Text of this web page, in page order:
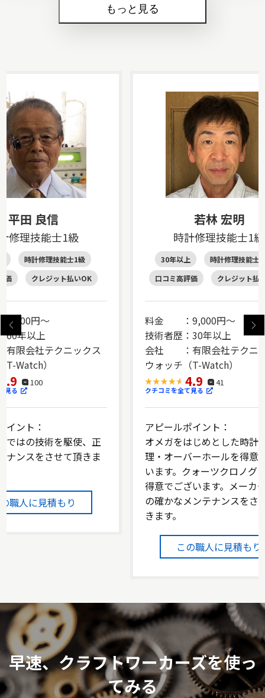
もっと見る
平田 良信
修理技能士1級
時計修理技能士1級
価
クレジット払いOK
円～
60年以上
限会社テクニックス
T-Watch）
4.9 100
見る
イント：
ではの技術を駆使、正
ナンスをさせて頂きま
職人に見積もり
若林 宏明
時計修理技能士1級
30年以上
時計修理技能士
口コミ高評価
クレジット払
料金 ：9,000円～
技術者歴：30年以上
会社 ：有限会社テクニ
ウォッチ（T-Watch）
4.9 41
クチコミを全て見る
アピールポイント：
オメガをはじめとした時計
理・オーバーホールを得意
います。クォーツクロノグ
得意でございます。メーカ
の確かなメンテナンスをさ
きます。
この職人に見積もり
早速、クラフトワーカーズを使っ
てみる